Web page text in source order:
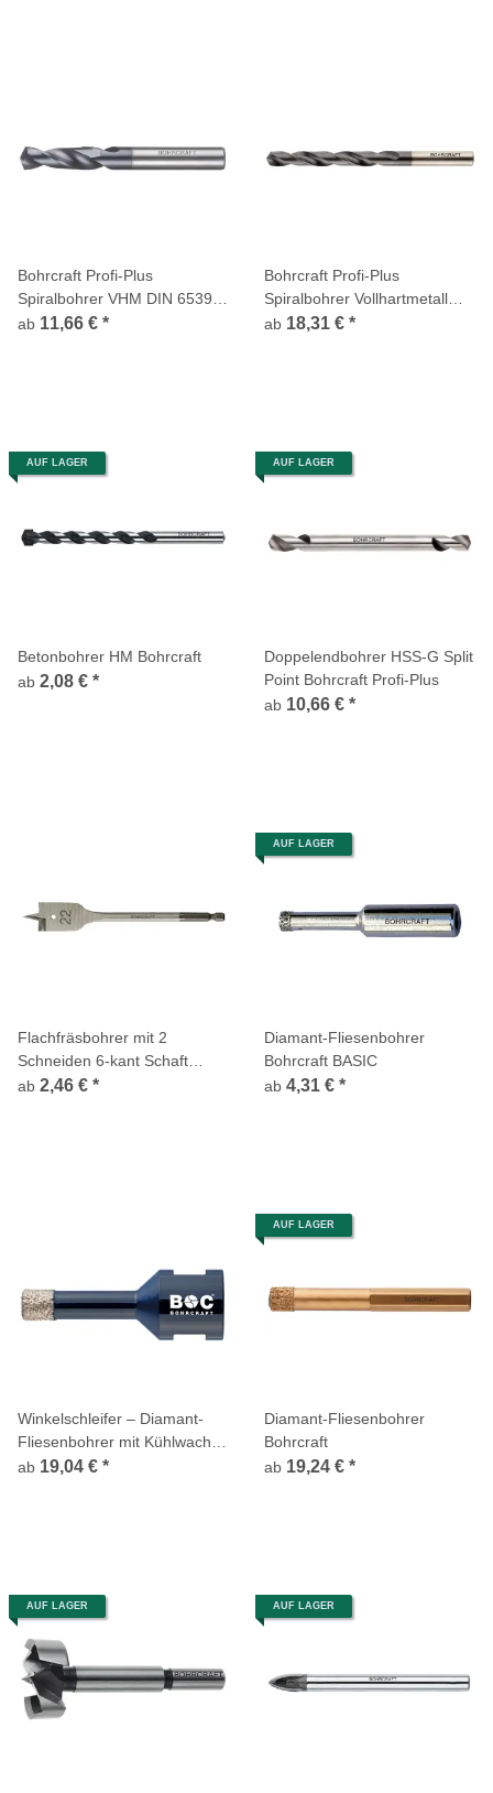
Bohrcraft Profi-Plus
Spiralbohrer VHM DIN 6539
TiALN
ab 11,66 € *
Bohrcraft Profi-Plus
Spiralbohrer Vollhartmetall
DIN 338 TiALN
ab 18,31 € *
AUF LAGER
Betonbohrer HM Bohrcraft
ab 2,08 € *
AUF LAGER
Doppelendbohrer HSS-G Split
Point Bohrcraft Profi-Plus
ab 10,66 € *
Flachfräsbohrer mit 2
Schneiden 6-kant Schaft
Bohrcraft
ab 2,46 € *
AUF LAGER
Diamant-Fliesenbohrer
Bohrcraft BASIC
ab 4,31 € *
Winkelschleifer – Diamant-
Fliesenbohrer mit Kühlwachs
Bohrcraft
ab 19,04 € *
AUF LAGER
Diamant-Fliesenbohrer
Bohrcraft
ab 19,24 € *
AUF LAGER AUF LAGER